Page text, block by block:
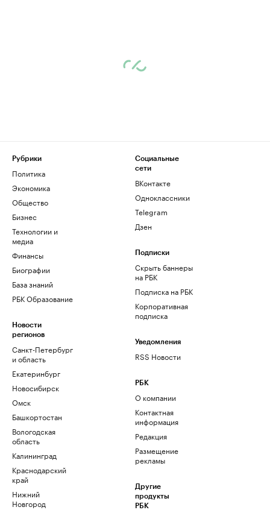
Рубрики
Политика
Экономика
Общество
Бизнес
Технологии и
медиа
Финансы
Биографии
База знаний
РБК Образование
Новости
регионов
Санкт-Петербург
и область
Екатеринбург
Новосибирск
Омск
Башкортостан
Вологодская
область
Калининград
Краснодарский
край
Нижний
Новгород
Социальные
сети
ВКонтакте
Одноклассники
Telegram
Дзен
Подписки
Скрыть баннеры
на РБК
Подписка на РБК
Корпоративная
подписка
Уведомления
RSS Новости
РБК
О компании
Контактная
информация
Редакция
Размещение
рекламы
Другие
продукты
РБК